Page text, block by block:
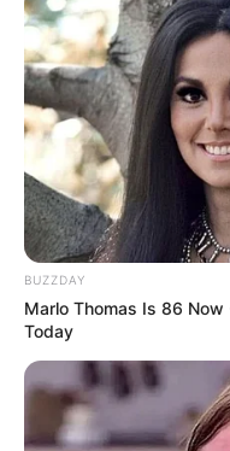
BUZZDAY
Marlo Thomas Is 86
Today